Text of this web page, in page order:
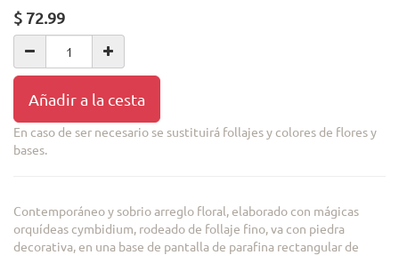
$ 72.99
Añadir a la cesta
En caso de ser necesario se sustituirá follajes y colores de flores y
bases.
Contemporáneo y sobrio arreglo floral, elaborado con mágicas
orquídeas cymbidium, rodeado de follaje fino, va con piedra
decorativa, en una base de pantalla de parafina rectangular de